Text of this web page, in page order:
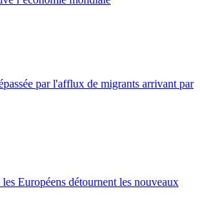
par l'afflux de migrants arrivant par
Européens détournent les nouveaux